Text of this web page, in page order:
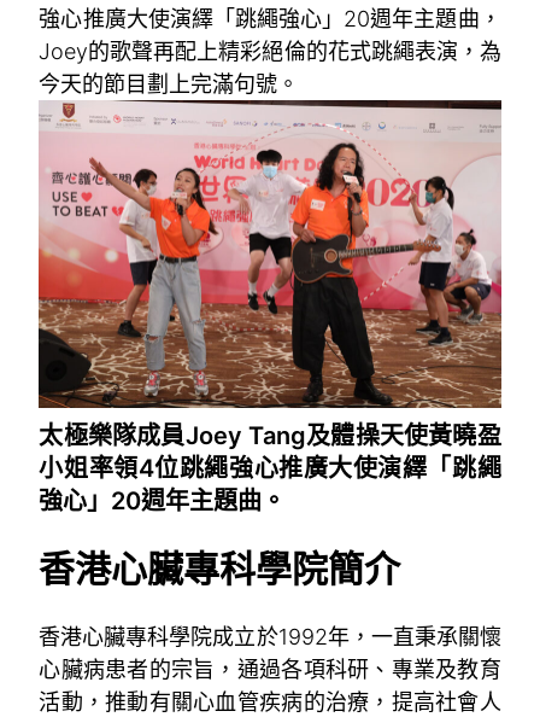
強心推廣大使演繹「跳繩強心」20週年主題曲，
Joey的歌聲再配上精彩絕倫的花式跳繩表演，為
今天的節目劃上完滿句號。
太極樂隊成員Joey Tang及體操天使黃曉盈
小姐率領4位跳繩強心推廣大使演繹「跳繩
強心」20週年主題曲。
香港心臟專科學院簡介
香港心臟專科學院成立於1992年，一直秉承關懷
心臟病患者的宗旨，通過各項科研、專業及教育
活動，推動有關心血管疾病的治療，提高社會人